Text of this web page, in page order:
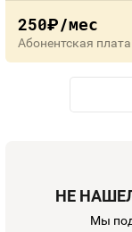
250руб./мес
Абонентская плата
НЕ
Мы